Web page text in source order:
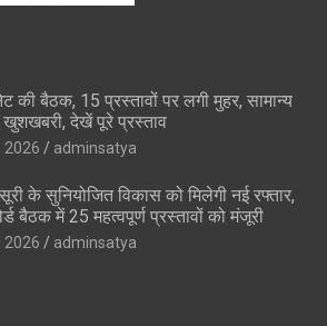
की बैठक, 15 प्रस्तावों पर लगी मुहर, सामान्य
खुशखबरी, देखें पूरे प्रस्ताव
2026 adminsatya
के सुनियोजित विकास को मिलेगी नई रफ्तार,
बैठक में 25 महत्वपूर्ण प्रस्तावों को मंजूरी
2026 adminsatya